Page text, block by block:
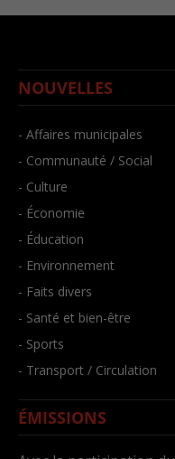
NOUVELLES
- Affaires municipales
- Communauté / Social
- Culture
- Économie
- Éducation
- Environnement
- Faits divers
- Santé et bien-être
- Sports
- Transport / Circulation
ÉMISSIONS